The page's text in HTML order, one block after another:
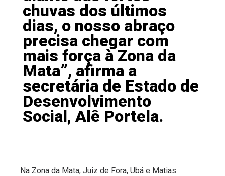
chuvas dos últimos
dias, o nosso abraço
precisa chegar com
mais força à Zona da
Mata”, afirma a
secretária de Estado de
Desenvolvimento
Social, Alê Portela.
Na Zona da Mata, Juiz de Fora, Ubá e Matias